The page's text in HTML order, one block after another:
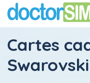
Cartes